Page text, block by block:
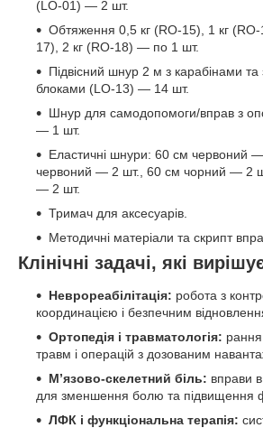
(LO-01) — 2 шт.
Обтяження 0,5 кг (RO-15), 1 кг (RO-
17), 2 кг (RO-18) — по 1 шт.
Підвісний шнур 2 м з карабінами та
блоками (LO-13) — 14 шт.
Шнур для самодопомоги/вправ з
— 1 шт.
Еластичні шнури: 60 см червоний
червоний — 2 шт., 60 см чорний — 2
— 2 шт.
Тримач для аксесуарів.
Методичні матеріали та скрипт
Клінічні задачі, які
Неврореабілітація: робота з
координацією і безпечним
Ортопедія і травматологія: рання
травм і операцій з дозованим
М’язово-скелетний біль: вправи
для зменшення болю та підвищення
ЛФК і функціональна терапія: